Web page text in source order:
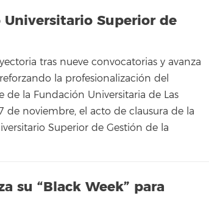
Superior de
tras nueve convocatorias y avanza
la profesionalización del
de la Fundación Universitaria de Las
de noviembre, el acto de clausura de la
Superior de Gestión de la
su “Black Week” para